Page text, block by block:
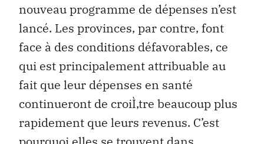
nouveau programme de dépenses n’est
lancé. Les provinces, par contre, font
face à des conditions défavorables, ce
qui est principalement attribuable au
fait que leur dépenses en santé
continueront de croiÌ‚tre beaucoup plus
rapidement que leurs revenus. C’est